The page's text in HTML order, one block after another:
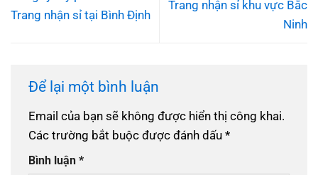
Trang nhận sỉ tại Bình Định
Trang nhận sỉ khu vực Bắc
Ninh
Để lại một bình luận
Email của bạn sẽ không được hiển thị công khai.
Các trường bắt buộc được đánh dấu *
Bình luận *